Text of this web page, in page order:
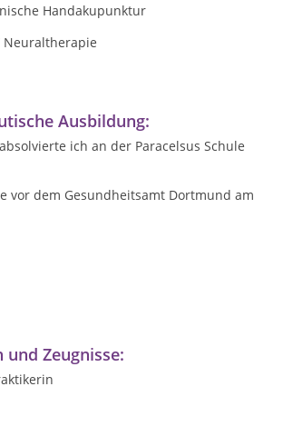
Handakupunktur
Ausbildung:
ich an der Paracelsus Schule
vor dem Gesundheitsamt Dortmund am
Zeugnisse: